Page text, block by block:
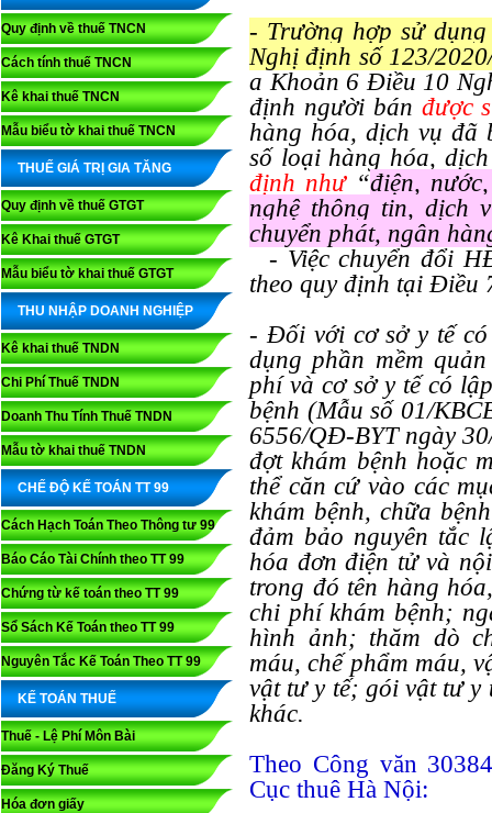
Quy định về thuế TNCN
Cách tính thuế TNCN
Kê khai thuế TNCN
Mẫu biểu tờ khai thuế TNCN
THUẾ GIÁ TRỊ GIA TĂNG
Quy định về thuế GTGT
Kê Khai thuế GTGT
Mẫu biểu tờ khai thuế GTGT
THU NHẬP DOANH NGHIỆP
Kê khai thuế TNDN
Chi Phí Thuế TNDN
Doanh Thu Tính Thuế TNDN
Mẫu tờ khai thuế TNDN
CHẾ ĐỘ KẾ TOÁN TT 99
Cách Hạch Toán Theo Thông tư 99
Báo Cáo Tài Chính theo TT 99
Chứng từ kế toán theo TT 99
Sổ Sách Kế Toán theo TT 99
Nguyên Tắc Kế Toán Theo TT 99
KẾ TOÁN THUẾ
Thuế - Lệ Phí Môn Bài
Đăng Ký Thuế
Hóa đơn giấy
- Trường hợp sử
Nghị định số 123/
a Khoản 6 Điều 10
định người bán được
hàng hóa, dịch vụ đã
số loại hàng hóa,
định như“điện,
nghệ thông tin, dịch
chuyển phát, ngân
- Việc chuyển đổi
theo quy định tại Điều
- Đối với cơ sở y tế có
dụng phần mềm
phí và cơ sở y tế có
bệnh (Mẫu số 01/
6556/QĐ-BYT ngày
đợt khám bệnh hoặc
thể căn cứ vào các
khám bệnh, chữa
đảm bảo nguyên tắc
hóa đơn điện tử và
trong đó tên hàng
chi phí khám bệnh;
hình ảnh; thăm dò
máu, chế phẩm máu,
vật tư y tế; gói vật tư y
khác.
Theo Công văn
Cục thuê Hà Nội: